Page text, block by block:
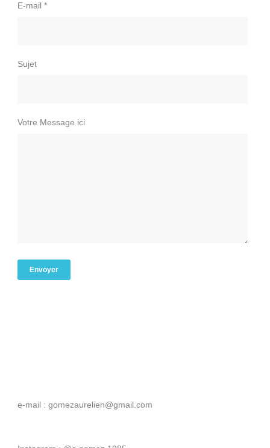
E-mail *
Sujet
Votre Message ici
e-mail : gomezaurelien@gmail.com